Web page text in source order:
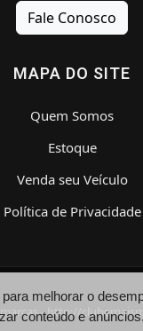
Fale Conosco
MAPA DO SITE
Quem Somos
Estoque
Venda seu Veículo
Política de Privacidade
- http://
melhorar o
conteúdo e anúncios.